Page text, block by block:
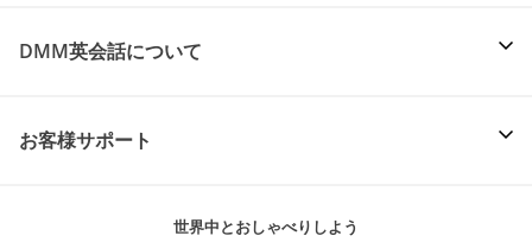
DMM英会話について
お客様サポート
世界中とおしゃべりしよう